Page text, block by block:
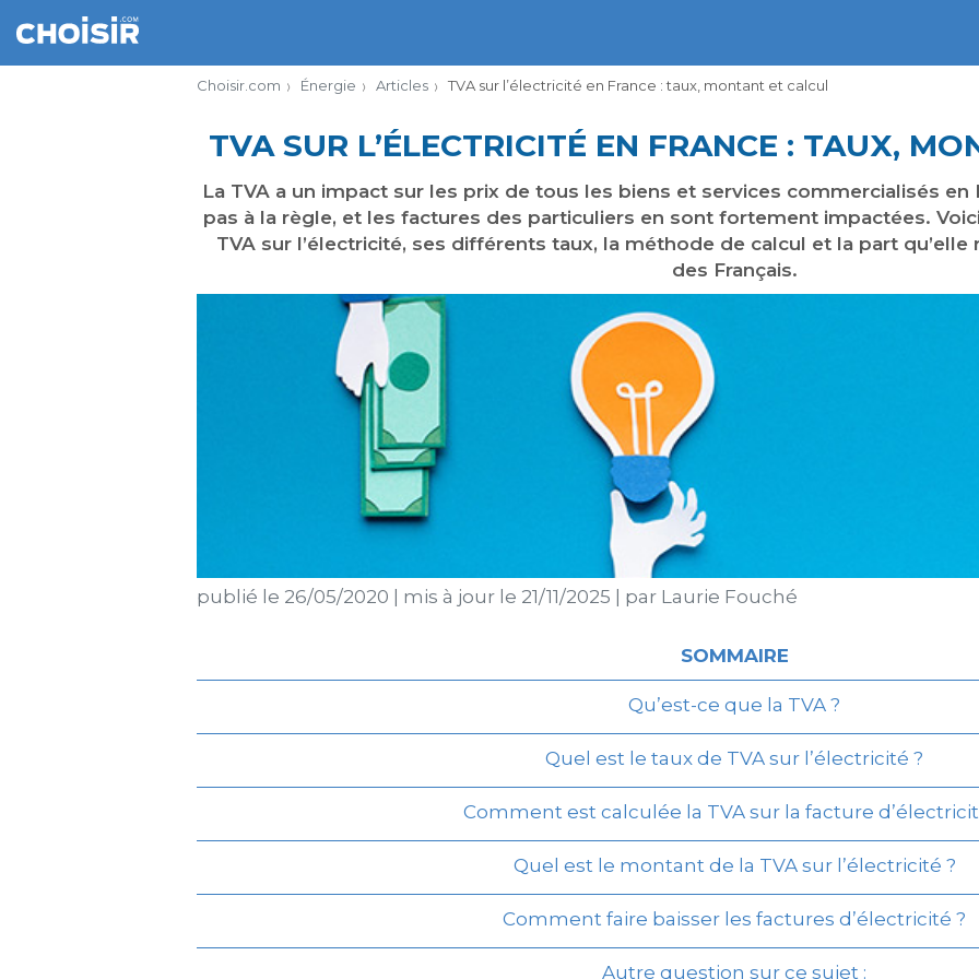
Choisir.com Énergie Articles TVA sur l’électricité en France : taux, montant et calcul
TVA SUR L’ÉLECTRICITÉ EN FRANCE : TAUX,
La TVA a un impact sur les prix de tous les biens et services commercialisés en
pas à la règle, et les factures des particuliers en sont fortement impactées.
TVA sur l’électricité, ses différents taux, la méthode de calcul et la part
des Français.
publié le 26/05/2020 mis à jour le 21/11/2025 par Laurie Fouché
SOMMAIRE
Qu’est-ce que la TVA ?
Quel est le taux de TVA sur l’électricité ?
Comment est calculée la TVA sur la facture
Quel est le montant de la TVA sur l’électricité ?
Comment faire baisser les factures d’électricité ?
Autre question sur ce sujet :